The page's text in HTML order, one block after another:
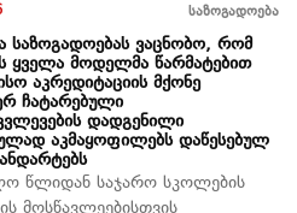
საზოგადოება
საზოგადოებას ვაცნობო, რომ
მოდელმა წარმატებით
აკრედიტაციის მქონე
ჩატარებული
დადგენილი
აკმაყოფილებს დაწესებულ
წლიდან საჯარო სკოლების